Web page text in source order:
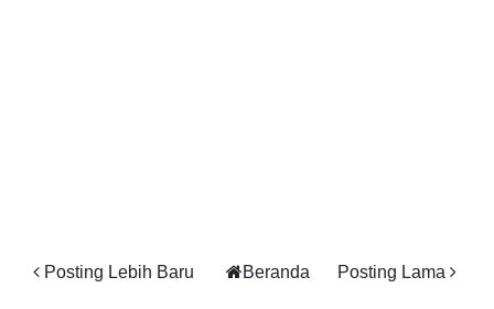
Posting Lebih Baru Posting Lama
Beranda